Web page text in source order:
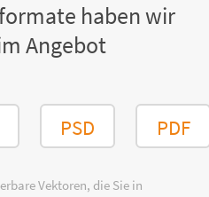
haben wir
Angebot
PSD PDF
Vektoren, die Sie in